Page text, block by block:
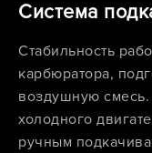
Система
Стабильность
карбюратора,
воздушную
холодного
ручным